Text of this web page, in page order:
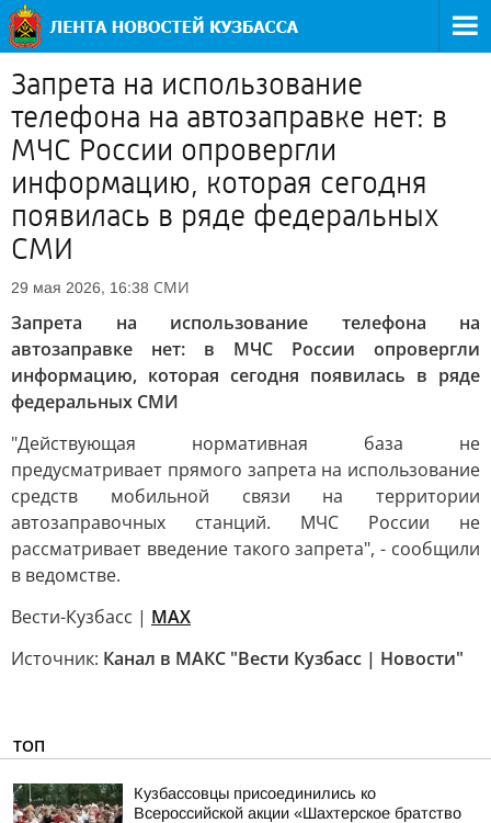
Запрета на использование
телефона на автозаправке нет: в
МЧС России опровергли
информацию, которая сегодня
появилась в ряде федеральных
СМИ
29 мая 2026, 16:38 СМИ
Запрета на использование телефона на
автозаправке нет: в МЧС России опровергли
информацию, которая сегодня появилась в ряде
федеральных СМИ
"Действующая нормативная база не
предусматривает прямого запрета на использование
средств мобильной связи на территории
автозаправочных станций. МЧС России не
рассматривает введение такого запрета", - сообщили
в ведомстве.
Вести-Кузбасс | MAX
Источник: Канал в МАКС "Вести Кузбасс | Новости"
ТОП
Кузбассовцы присоединились ко
Всероссийской акции «Шахтерское братство